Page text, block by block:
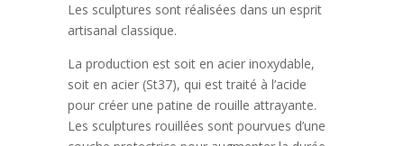
Les sculptures sont réalisées dans un esprit
artisanal classique.
La production est soit en acier inoxydable,
soit en acier (St37), qui est traité à l’acide
pour créer une patine de rouille attrayante.
Les sculptures rouillées sont pourvues d’une